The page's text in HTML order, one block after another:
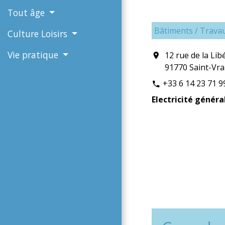
Tout âge
Culture Loisirs
Vie pratique
Bâtiments /
location_on
12 rue de la
91770 Saint-
phone +33 6 14 23 71
Electricité